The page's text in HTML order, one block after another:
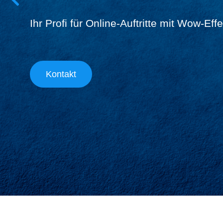
Ihr Profi für Online-Auftritte mit Wow-
Kontakt